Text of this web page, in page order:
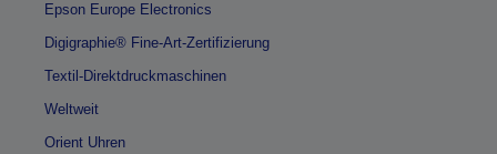
Epson Europe Electronics
Digigraphie® Fine-Art-Zertifizierung
Textil-Direktdruckmaschinen
Weltweit
Orient Uhren